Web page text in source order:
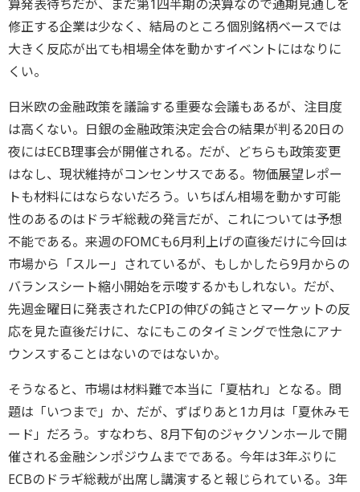
算発表待ちだが、まだ第1四半期の決算なので通期見通しを
修正する企業は少なく、結局のところ個別銘柄ベースでは
大きく反応が出ても相場全体を動かすイベントにはなりに
くい。
日米欧の金融政策を議論する重要な会議もあるが、注目度
は高くない。日銀の金融政策決定会合の結果が判る20日の
夜にはECB理事会が開催される。だが、どちらも政策変更
はなし、現状維持がコンセンサスである。物価展望レポー
トも材料にはならないだろう。いちばん相場を動かす可能
性のあるのはドラギ総裁の発言だが、これについては予想
不能である。来週のFOMCも6月利上げの直後だけに今回は
市場から「スルー」されているが、もしかしたら9月からの
バランスシート縮小開始を示唆するかもしれない。だが、
先週金曜日に発表されたCPIの伸びの鈍さとマーケットの反
応を見た直後だけに、なにもこのタイミングで性急にアナ
ウンスすることはないのではないか。
そうなると、市場は材料難で本当に「夏枯れ」となる。問
題は「いつまで」か、だが、ずばりあと1カ月は「夏休みモ
ード」だろう。すなわち、8月下旬のジャクソンホールで開
催される金融シンポジウムまでである。今年は3年ぶりに
ECBのドラギ総裁が出席し講演すると報じられている。3年